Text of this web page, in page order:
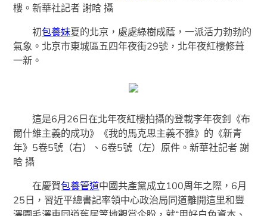
樓。新華社記者 謝晗 攝
初包養妹夏的北京，處處綠樹成蔭，一派活力勃勃的
氣象。北京市東城區五四年夜街29號，北年夜紅樓修葺
一新。
這是6月26日在北年夜紅樓拍攝的登載李年夜釗《布
爾什維主義的成功》《我的馬克思主義不雅》的《新青
年》5卷5號（右）、6卷5號（左）原件。新華社記者 謝
晗 攝
在慶賀包養管道中國共產黨成立100周年之際，6月
25日，習近平總書記率領中心政治局同道離開這里和豐